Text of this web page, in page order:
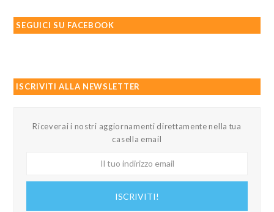
SEGUICI SU FACEBOOK
ISCRIVITI ALLA NEWSLETTER
Riceverai i nostri aggiornamenti direttamente nella tua
casella email
ISCRIVITI!